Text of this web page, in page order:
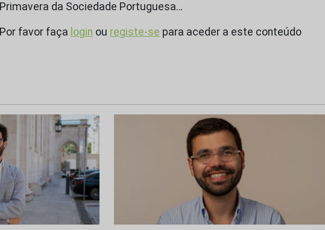
Primavera da Sociedade Portuguesa…
Por favor faça login ou registe-se para aceder a este conteúdo